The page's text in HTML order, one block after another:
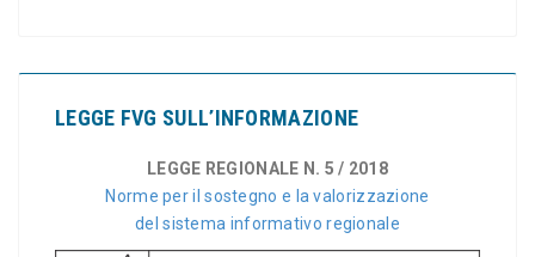
LEGGE FVG SULL’INFORMAZIONE
LEGGE REGIONALE N. 5 / 2018
Norme per il sostegno e la valorizzazione
del sistema informativo regionale